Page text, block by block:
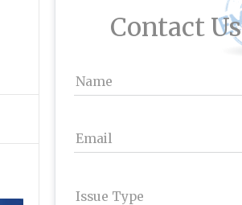
Contact Us
Name
Email
Issue Type